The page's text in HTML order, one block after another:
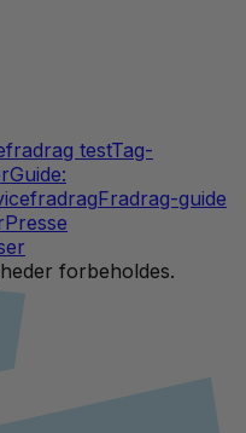
testTag-
Guide:
Fradrag-guide
Presse
forbeholdes.